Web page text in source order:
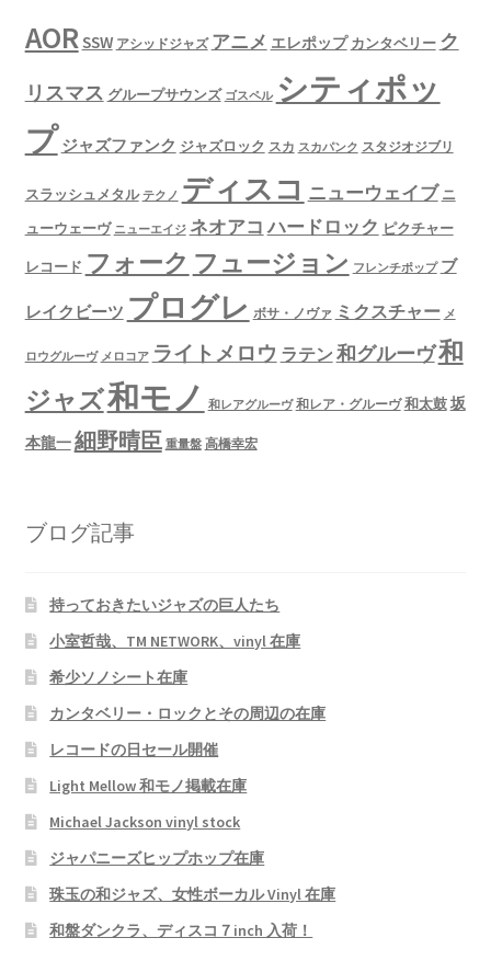
AORSSW アシッドジャズ アニメ エレポップ カンタベリー ク
リスマス グループサウンズ ゴスペル シティポッ
プ ジャズファンク ジャズロック スカ スカパンク スタジオジブリ
スラッシュメタル テクノ ディスコ ニューウェイブ ニ
ューウェーヴ ニューエイジ ネオアコ ハードロック ピクチャー
レコード フォーク フュージョン フレンチポップ ブ
レイクビーツ プログレ ボサ・ノヴァ ミクスチャー メ
ロウグルーヴ メロコア ライトメロウ ラテン 和グルーヴ和
ジャズ和モノ 和レアグルーヴ 和レア・グルーヴ 和太鼓坂
本龍一細野晴臣 重量盤 高橋幸宏
ブログ記事
持っておきたいジャズの巨人たち
小室哲哉、TM NETWORK、vinyl 在庫
希少ソノシート在庫
カンタベリー・ロックとその周辺の在庫
レコードの日セール開催
Light Mellow 和モノ掲載在庫
Michael Jackson vinyl stock
ジャパニーズヒップホップ在庫
珠玉の和ジャズ、女性ボーカル Vinyl 在庫
和盤ダンクラ、ディスコ７inch 入荷！